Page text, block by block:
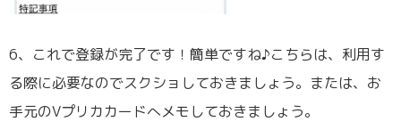
6、これで登録が完了です！簡単ですね♪こちらは、利用す
る際に必要なのでスクショしておきましょう。または、お
手元のVプリカカードへメモしておきましょう。